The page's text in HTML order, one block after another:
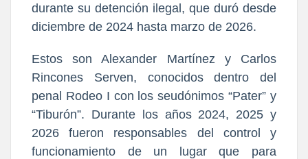
durante su detención ilegal, que duró desde
diciembre de 2024 hasta marzo de 2026.
Estos son Alexander Martínez y Carlos
Rincones Serven, conocidos dentro del
penal Rodeo I con los seudónimos “Pater” y
“Tiburón”. Durante los años 2024, 2025 y
2026 fueron responsables del control y
funcionamiento de un lugar que para